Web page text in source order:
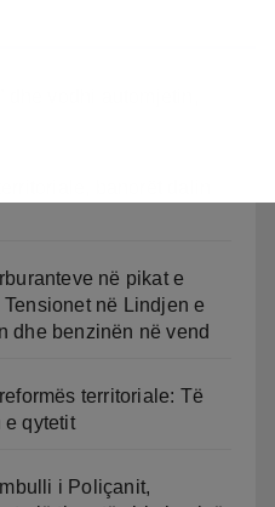
në pikat e
në Lindjen e
dhe benzinën në vend
territoriale: Të
e qytetit
i Poliçanit,